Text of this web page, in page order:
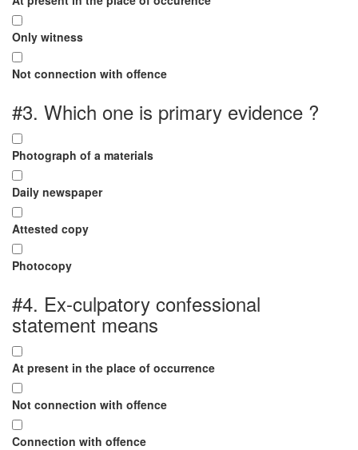
Only witness
Not connection with offence
#3. Which one is primary evidence ?
Photograph of a materials
Daily newspaper
Attested copy
Photocopy
#4. Ex-culpatory confessional
statement means
At present in the place of occurrence
Not connection with offence
Connection with offence